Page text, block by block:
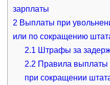
зарплаты
2 Выплаты при
или по сокращению
2.1 Штрафы за
2.2 Правила выплаты
при сокращении